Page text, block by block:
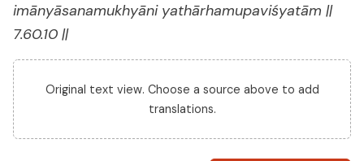
imānyāsanamukhyāni yathārhamupaviśyatām ||
7.60.10 ||
Original text view. Choose a source above to add
translations.